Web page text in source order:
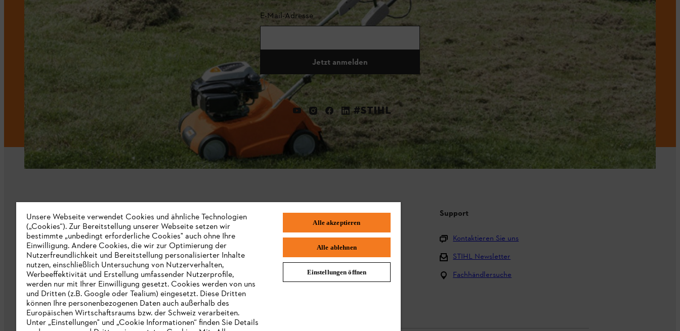
E-Mail-Adresse
Jetzt anmelden
#STIHL
Unternehmen
Über uns
Katalog
Informationen für Lieferanten
STIHL Hinweisgebersystem
Häufig gestellte Fragen
Sortiment
Batterien und elektrische Geräte
Bedienungsanleitungen
Support
Kontaktieren Sie uns
STIHL Newsletter
Fachhändlersuche
Unsere Webseite verwendet Cookies und ähnliche Technologien
(„Cookies“). Zur Bereitstellung unserer Webseite setzen wir
bestimmte „unbedingt erforderliche Cookies" auch ohne Ihre
Einwilligung. Andere Cookies, die wir zur Optimierung der
Nutzerfreundlichkeit und Bereitstellung personalisierter Inhalte
nutzen, einschließlich Untersuchung von Nutzerverhalten,
Werbeeffektivität und Erstellung umfassender Nutzerprofile,
werden nur mit Ihrer Einwilligung gesetzt. Cookies werden von uns
und Dritten (z.B. Google oder Tealium) eingesetzt. Diese Dritten
können Ihre personenbezogenen Daten auch außerhalb des
Europäischen Wirtschaftsraums bzw. der Schweiz verarbeiten.
Unter „Einstellungen" und „Cookie Informationen“ finden Sie Details
Alle akzeptieren
Alle ablehnen
Einstellungen öffnen